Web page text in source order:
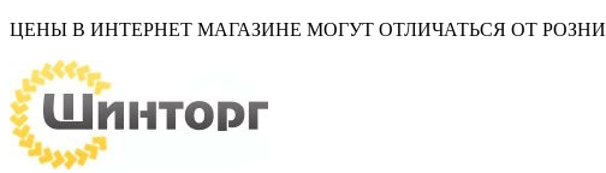
ЦЕНЫ В ИНТЕРНЕТ МАГАЗИНЕ МОГУТ ОТЛИЧАТЬСЯ ОТ